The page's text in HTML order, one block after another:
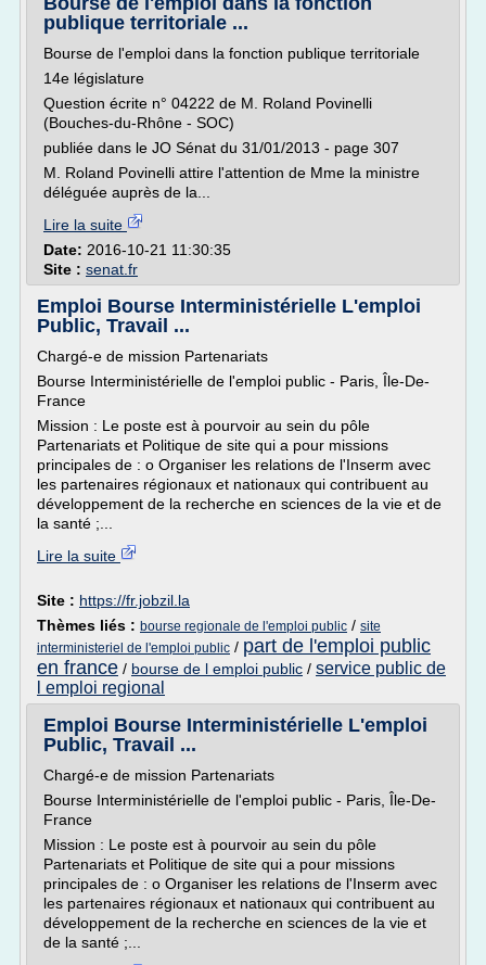
publique territoriale ...
Bourse de l'emploi dans la fonction publique territoriale
14e législature
Question écrite n° 04222 de M. Roland Povinelli
(Bouches-du-Rhône - SOC)
publiée dans le JO Sénat du 31/01/2013 - page 307
M. Roland Povinelli attire l'attention de Mme la ministre
déléguée auprès de la...
Lire la suite
Date: 2016-10-21 11:30:35
Site : senat.fr
Emploi Bourse Interministérielle L'emploi
Public, Travail ...
Chargé-e de mission Partenariats
Bourse Interministérielle de l'emploi public - Paris, Île-De-
France
Mission : Le poste est à pourvoir au sein du pôle
Partenariats et Politique de site qui a pour missions
principales de : o Organiser les relations de l'Inserm avec
les partenaires régionaux et nationaux qui contribuent au
développement de la recherche en sciences de la vie et de
la santé ;...
Lire la suite
Site : https://fr.jobzil.la
Thèmes liés : bourse regionale de l'emploi public / site
interministeriel de l'emploi public / part de l'emploi public
en france / bourse de l emploi public / service public de
l emploi regional
Emploi Bourse Interministérielle L'emploi
Public, Travail ...
Chargé-e de mission Partenariats
Bourse Interministérielle de l'emploi public - Paris, Île-De-
France
Mission : Le poste est à pourvoir au sein du pôle
Partenariats et Politique de site qui a pour missions
principales de : o Organiser les relations de l'Inserm avec
les partenaires régionaux et nationaux qui contribuent au
développement de la recherche en sciences de la vie et
de la santé ;...